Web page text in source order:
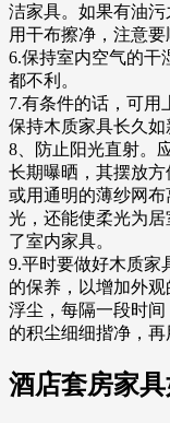
洁家具。如果有油
用干布擦净，注意要
6.保持室内空气的干
都不利。
7.有条件的话，可用
保持木质家具长久如
8、防止阳光直射。
长期曝晒，其摆放方
或用通明的薄纱网
光，还能使柔光为
了室内家具。
9.平时要做好木质家
的保养，以增加外
浮尘，每隔一段时
的积尘细细揩净，
酒店套房家